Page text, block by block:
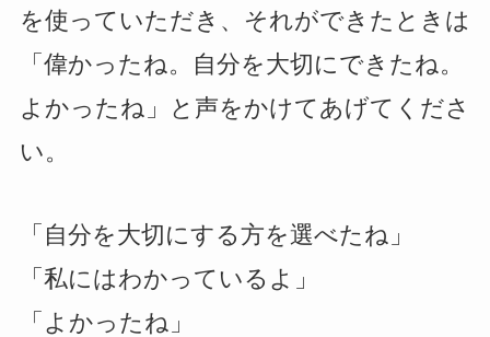
を使っていただき、それができたときは
「偉かったね。自分を大切にできたね。
よかったね」と声をかけてあげてくださ
い。
「自分を大切にする方を選べたね」
「私にはわかっているよ」
「よかったね」